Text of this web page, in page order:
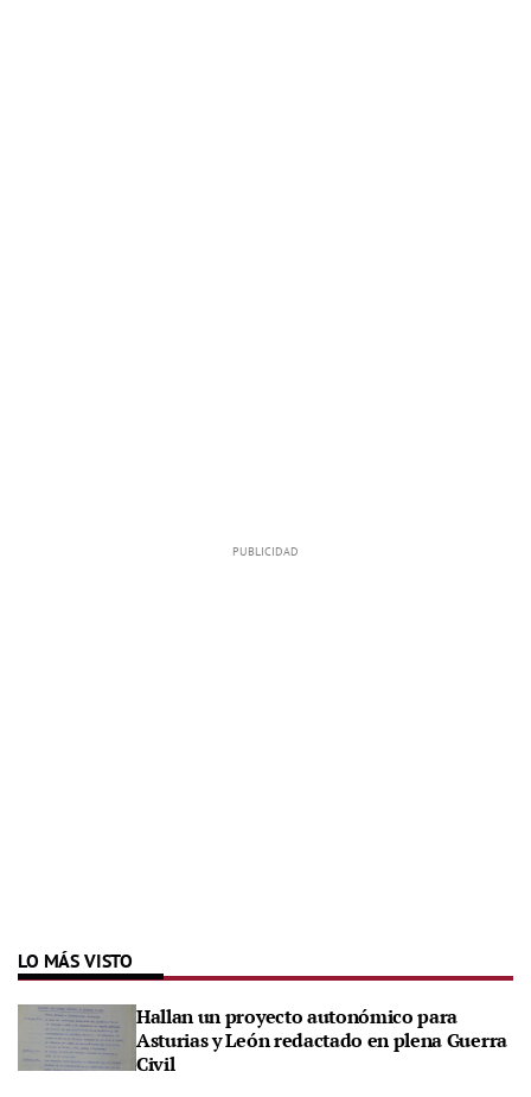
LO MÁS VISTO
Hallan un proyecto autonómico para
Asturias y León redactado en plena Guerra
Civil